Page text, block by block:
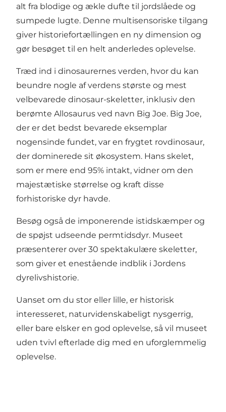
alt fra blodige og ækle dufte til jordslåede og
sumpede lugte. Denne multisensoriske tilgang
giver historiefortællingen en ny dimension og
gør besøget til en helt anderledes oplevelse.
Træd ind i dinosaurernes verden, hvor du kan
beundre nogle af verdens største og mest
velbevarede dinosaur-skeletter, inklusiv den
berømte Allosaurus ved navn Big Joe. Big Joe,
der er det bedst bevarede eksemplar
nogensinde fundet, var en frygtet rovdinosaur,
der dominerede sit økosystem. Hans skelet,
som er mere end 95% intakt, vidner om den
majestætiske størrelse og kraft disse
forhistoriske dyr havde.
Besøg også de imponerende istidskæmper og
de spøjst udseende permtidsdyr. Museet
præsenterer over 30 spektakulære skeletter,
som giver et enestående indblik i Jordens
dyrelivshistorie.
Uanset om du stor eller lille, er historisk
interesseret, naturvidenskabeligt nysgerrig,
eller bare elsker en god oplevelse, så vil museet
uden tvivl efterlade dig med en uforglemmelig
oplevelse.